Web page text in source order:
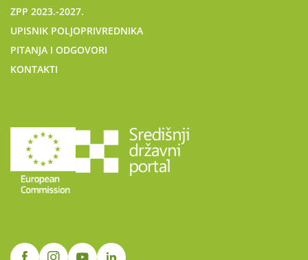
ZPP 2023.-2027.
UPISNIK POLJOPRIVREDNIKA
PITANJA I ODGOVORI
KONTAKTI